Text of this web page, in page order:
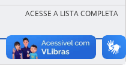
ACESSE A LISTA COMPLETA